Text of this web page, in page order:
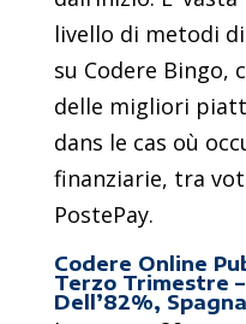
livello di metodi
su Codere Bingo,
delle migliori
dans le cas où
finanziarie, tra
PostePay.
Codere Online
Terzo Trimestre
Dell’82%,